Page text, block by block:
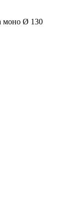
моно Ø 130